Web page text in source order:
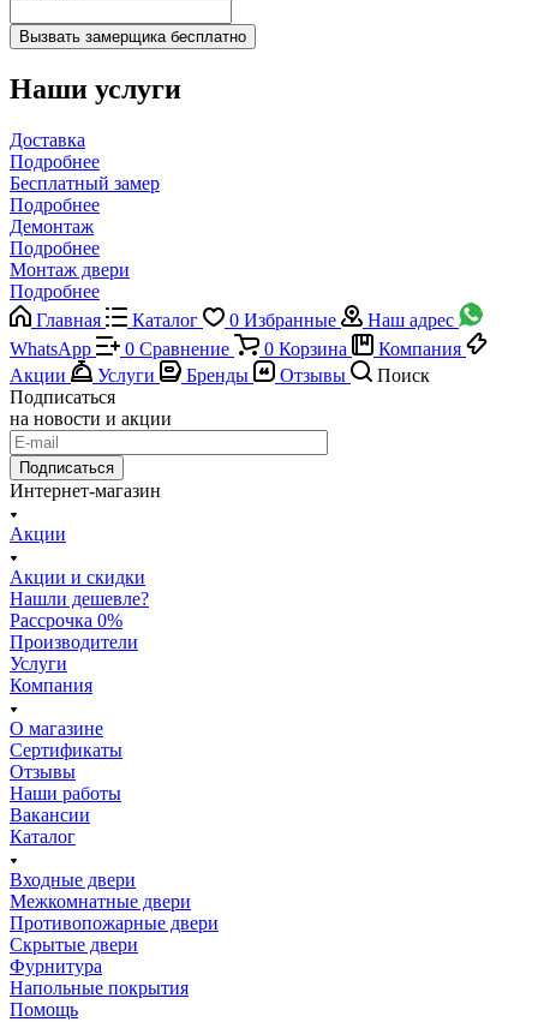
Наши услуги
Доставка
Подробнее
Бесплатный замер
Подробнее
Демонтаж
Подробнее
Монтаж двери
Подробнее
Главная
Каталог 0 Избранные
Наш адрес
WhatsApp
0 Сравнение 0 Корзина
Компания
Акции
Услуги Бренды Отзывы
Поиск
Подписаться
на новости и акции
Подписаться
Интернет-магазин
Акции
Акции и скидки
Нашли дешевле?
Рассрочка 0%
Производители
Услуги
Компания
О магазине
Сертификаты
Отзывы
Наши работы
Вакансии
Каталог
Входные двери
Межкомнатные двери
Противопожарные двери
Скрытые двери
Фурнитура
Напольные покрытия
Помощь